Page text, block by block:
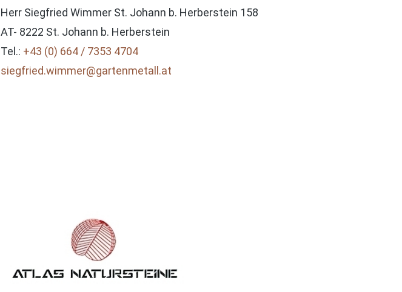
Herr Siegfried Wimmer St. Johann b. Herberstein 158
AT- 8222 St. Johann b. Herberstein
Tel.: +43 (0) 664 / 7353 4704
siegfried.wimmer@gartenmetall.at